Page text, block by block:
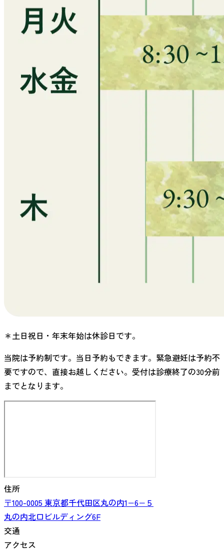
＊土日祝日・年末年始は休診日です。
当院は予約制です。当日予約もできます。緊急避妊は予約不
要ですので、直接お越しください。受付は診療終了の30分前
までとなります。
住所
〒100-0005東京都千代田区丸の内1−6−５
丸の内北口ビルディング6F
交通
アクセス